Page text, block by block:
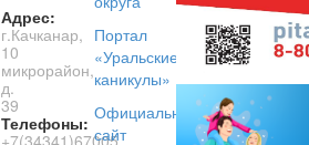
Адрес:
г.Качканар,
10
микрорайон,
д.
39
Телефоны:
+7(34341)67005
Портал
«Уральские
каникулы»
Официальный
сайт